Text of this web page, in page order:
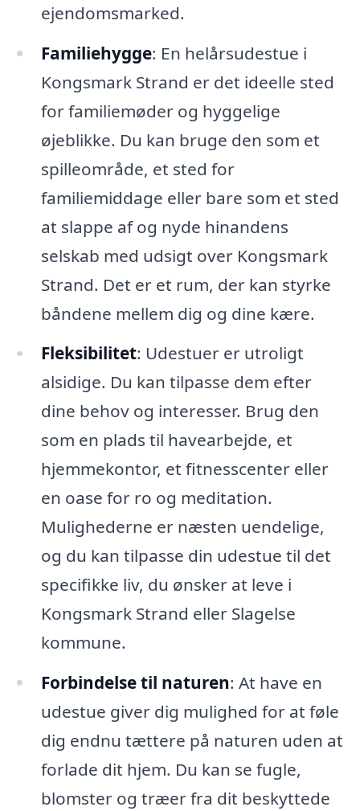
ejendomsmarked.
Familiehygge: En helårsudestue i
Kongsmark Strand er det ideelle sted
for familiemøder og hyggelige
øjeblikke. Du kan bruge den som et
spilleområde, et sted for
familiemiddage eller bare som et sted
at slappe af og nyde hinandens
selskab med udsigt over Kongsmark
Strand. Det er et rum, der kan styrke
båndene mellem dig og dine kære.
Fleksibilitet: Udestuer er utroligt
alsidige. Du kan tilpasse dem efter
dine behov og interesser. Brug den
som en plads til havearbejde, et
hjemmekontor, et fitnesscenter eller
en oase for ro og meditation.
Mulighederne er næsten uendelige,
og du kan tilpasse din udestue til det
specifikke liv, du ønsker at leve i
Kongsmark Strand eller Slagelse
kommune.
Forbindelse til naturen: At have en
udestue giver dig mulighed for at føle
dig endnu tættere på naturen uden at
forlade dit hjem. Du kan se fugle,
blomster og træer fra dit beskyttede